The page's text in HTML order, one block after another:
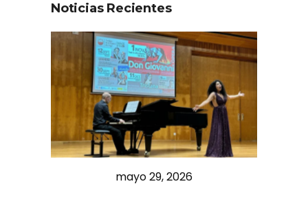
Noticias Recientes
mayo 29, 2026